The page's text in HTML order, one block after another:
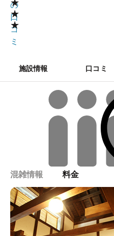
★
★
★
の
口
コ
ミ
施設情報 口コミ
混雑情報 料金